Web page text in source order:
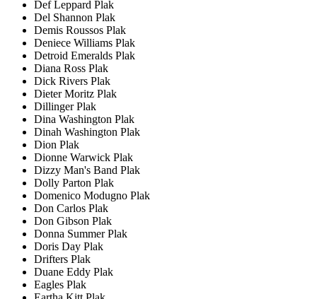
Def Leppard Plak
Del Shannon Plak
Demis Roussos Plak
Deniece Williams Plak
Detroid Emeralds Plak
Diana Ross Plak
Dick Rivers Plak
Dieter Moritz Plak
Dillinger Plak
Dina Washington Plak
Dinah Washington Plak
Dion Plak
Dionne Warwick Plak
Dizzy Man's Band Plak
Dolly Parton Plak
Domenico Modugno Plak
Don Carlos Plak
Don Gibson Plak
Donna Summer Plak
Doris Day Plak
Drifters Plak
Duane Eddy Plak
Eagles Plak